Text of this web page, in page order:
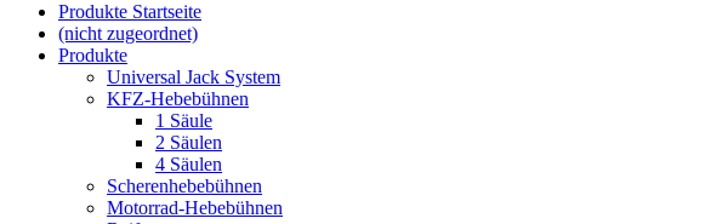
Produkte Startseite
(nicht zugeordnet)
Produkte
Universal Jack System
KFZ-Hebebühnen
1 Säule
2 Säulen
4 Säulen
Scherenhebebühnen
Motorrad-Hebebühnen